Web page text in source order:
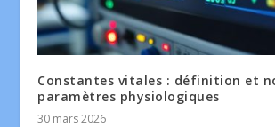
Constantes vitales : définition et
paramètres physiologiques
30 mars 2026